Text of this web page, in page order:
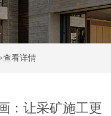
查看详情
：让采矿施工更